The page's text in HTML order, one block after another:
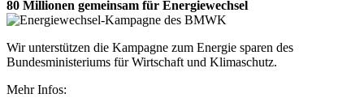
80 Millionen gemeinsam für Energiewechsel
Wir unterstützen die Kampagne zum Energie sparen des
Bundesministeriums für Wirtschaft und Klimaschutz.
Mehr Infos: